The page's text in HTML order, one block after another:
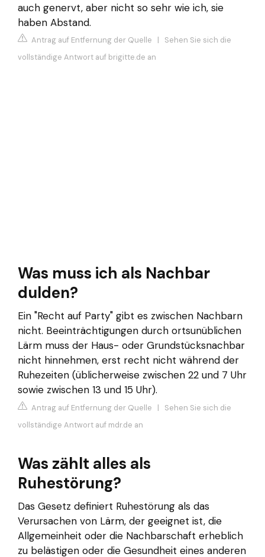
auch genervt, aber nicht so sehr wie ich, sie
haben Abstand.
Antrag auf Entfernung der Quelle | Sehen Sie sich die
vollständige Antwort auf brigitte.de an
Was muss ich als Nachbar
dulden?
Ein "Recht auf Party" gibt es zwischen Nachbarn
nicht. Beeinträchtigungen durch ortsunüblichen
Lärm muss der Haus- oder Grundstücksnachbar
nicht hinnehmen, erst recht nicht während der
Ruhezeiten (üblicherweise zwischen 22 und 7 Uhr
sowie zwischen 13 und 15 Uhr).
Antrag auf Entfernung der Quelle | Sehen Sie sich die
vollständige Antwort auf mdr.de an
Was zählt alles als
Ruhestörung?
Das Gesetz definiert Ruhestörung als das
Verursachen von Lärm, der geeignet ist, die
Allgemeinheit oder die Nachbarschaft erheblich
zu belästigen oder die Gesundheit eines anderen